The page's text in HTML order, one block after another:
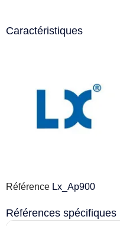
Caractéristiques
Référence Lx_Ap900
Références spécifiques